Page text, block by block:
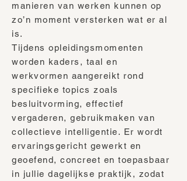
manieren van werken kunnen op
zo’n moment versterken wat er al
is.
Tijdens opleidingsmomenten
worden kaders, taal en
werkvormen aangereikt rond
specifieke topics zoals
besluitvorming, effectief
vergaderen, gebruikmaken van
collectieve intelligentie. Er wordt
ervaringsgericht gewerkt en
geoefend, concreet en toepasbaar
in jullie dagelijkse praktijk, zodat